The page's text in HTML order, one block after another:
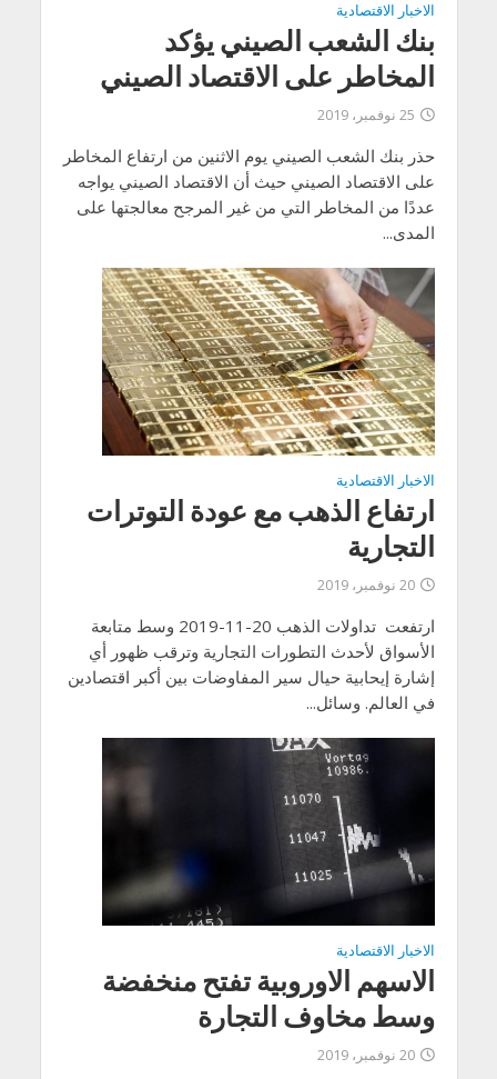
الاخبار الاقتصادية
بنك الشعب الصيني يؤكد
المخاطر على الاقتصاد الصيني
25 نوفمبر، 2019
حذر بنك الشعب الصيني يوم الاثنين من ارتفاع المخاطر
على الاقتصاد الصيني حيث أن الاقتصاد الصيني يواجه
عددًا من المخاطر التي من غير المرجح معالجتها على
المدى...
الاخبار الاقتصادية
ارتفاع الذهب مع عودة التوترات
التجارية
20 نوفمبر، 2019
ارتفعت تداولات الذهب 20-11-2019 وسط متابعة
الأسواق لأحدث التطورات التجارية وترقب ظهور أي
إشارة إيحابية حيال سير المفاوضات بين أكبر اقتصادين
في العالم. وسائل...
الاخبار الاقتصادية
الاسهم الاوروبية تفتح منخفضة
وسط مخاوف التجارة
20 نوفمبر، 2019